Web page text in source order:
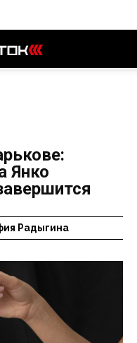
Янко
Радыгина